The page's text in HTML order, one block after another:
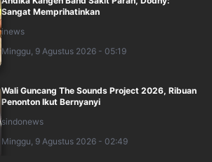
Sangat Memprihatinkan
inews
Minggu, 9 Agustus 2026 - 05:19
Wali Guncang The Sounds Project 2026, Ribuan
Penonton Ikut Bernyanyi
sindonews
Minggu, 9 Agustus 2026 - 02:49